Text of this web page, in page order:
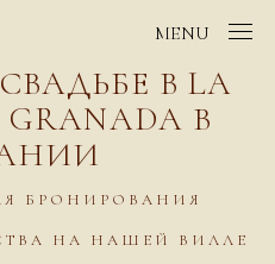
MENU
В LA
GRANADA В
БРОНИРОВАНИЯ
НА НАШЕЙ ВИЛЛЕ